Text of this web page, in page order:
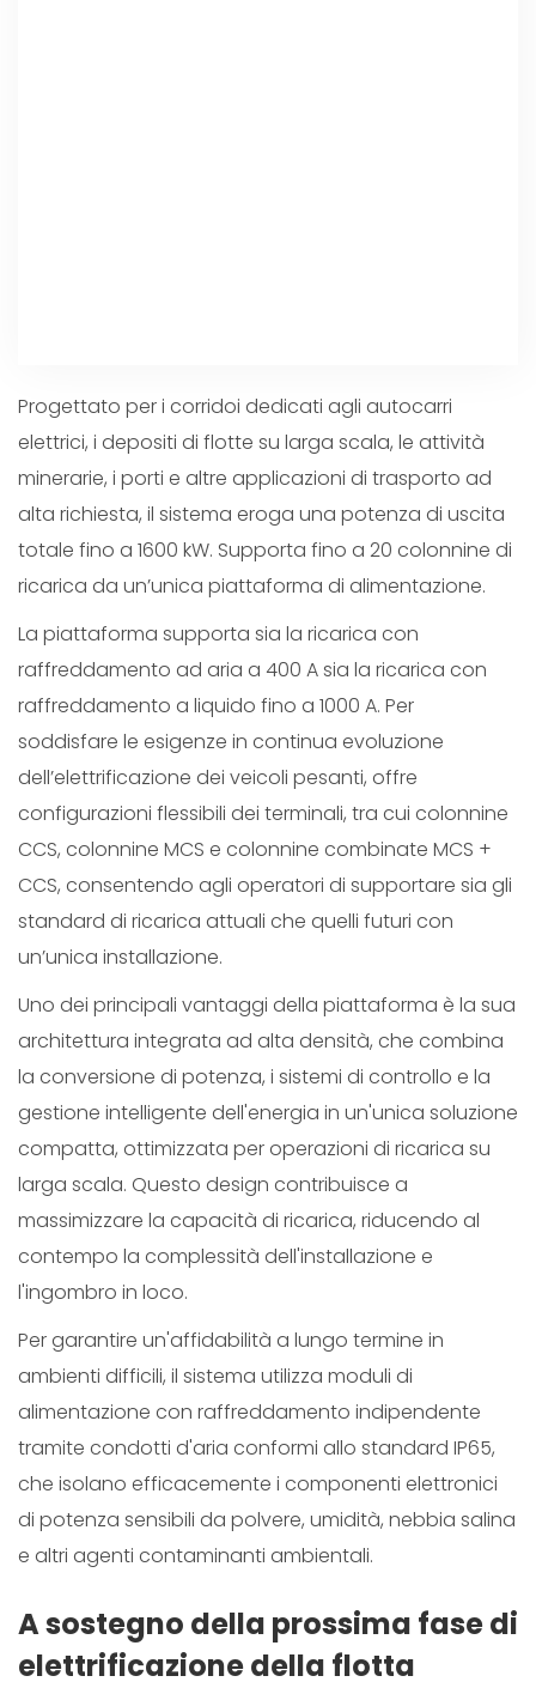
Progettato per i corridoi dedicati agli autocarri
elettrici, i depositi di flotte su larga scala, le attività
minerarie, i porti e altre applicazioni di trasporto ad
alta richiesta, il sistema eroga una potenza di uscita
totale fino a 1600 kW. Supporta fino a 20 colonnine di
ricarica da un’unica piattaforma di alimentazione.
La piattaforma supporta sia la ricarica con
raffreddamento ad aria a 400 A sia la ricarica con
raffreddamento a liquido fino a 1000 A. Per
soddisfare le esigenze in continua evoluzione
dell’elettrificazione dei veicoli pesanti, offre
configurazioni flessibili dei terminali, tra cui colonnine
CCS, colonnine MCS e colonnine combinate MCS +
CCS, consentendo agli operatori di supportare sia gli
standard di ricarica attuali che quelli futuri con
un’unica installazione.
Uno dei principali vantaggi della piattaforma è la sua
architettura integrata ad alta densità, che combina
la conversione di potenza, i sistemi di controllo e la
gestione intelligente dell'energia in un'unica soluzione
compatta, ottimizzata per operazioni di ricarica su
larga scala. Questo design contribuisce a
massimizzare la capacità di ricarica, riducendo al
contempo la complessità dell'installazione e
l'ingombro in loco.
Per garantire un'affidabilità a lungo termine in
ambienti difficili, il sistema utilizza moduli di
alimentazione con raffreddamento indipendente
tramite condotti d'aria conformi allo standard IP65,
che isolano efficacemente i componenti elettronici
di potenza sensibili da polvere, umidità, nebbia salina
e altri agenti contaminanti ambientali.
A sostegno della prossima fase di
elettrificazione della flotta